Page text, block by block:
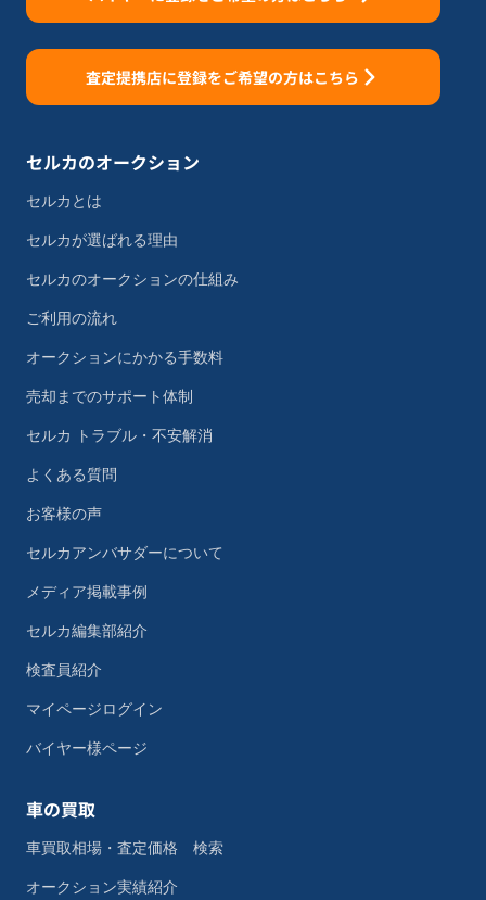
査定提携店に登録をご希望の方はこちら
セルカのオークション
セルカとは
セルカが選ばれる理由
セルカのオークションの仕組み
ご利用の流れ
オークションにかかる手数料
売却までのサポート体制
セルカ トラブル・不安解消
よくある質問
お客様の声
セルカアンバサダーについて
メディア掲載事例
セルカ編集部紹介
検査員紹介
マイページログイン
バイヤー様ページ
車の買取
車買取相場・査定価格 検索
オークション実績紹介